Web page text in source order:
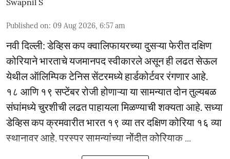
Published on: 09 Aug 2026, 6:57 am
नवी दिल्ली: डेव्हिस कप क्वालिफायरच्या दुसऱ्या फेरीत दक्षिण
कोरियाने भारताचे यजमानपद स्वीकारले असून ही लढत सेऊल
येथील ऑलिम्पिक टेनिस सेंटरमध्ये हार्डकोर्टवर रंगणार आहे.
१८ आणि १९ सप्टेंबर रोजी होणाऱ्या या सामन्यात दोन तुल्यबळ
संघांमध्ये चुरशीची लढत पाहायला मिळण्याची शक्यता आहे. सध्या
डेव्हिस कप क्रमवारीत भारत १९ व्या तर दक्षिण कोरिया १६ व्या
स्थानावर आहे. परस्पर सामन्यांच्या नोंदीत कोरियाक ...